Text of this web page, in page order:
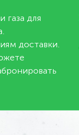
газа для
доставки.